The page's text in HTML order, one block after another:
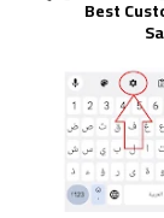
Best